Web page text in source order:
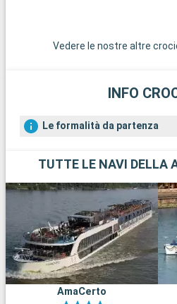
Vedere le nostre altre
INFO
Le formalità da partenza
TUTTE LE NAVI DELLA
AmaCerto